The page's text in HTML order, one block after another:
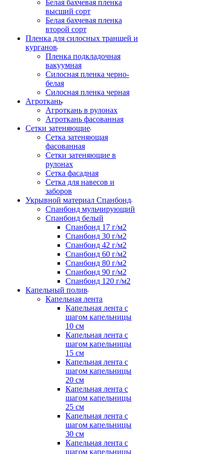
Белая бахчевая пленка
высший сорт
Белая бахчевая пленка
второй сорт
Пленка для силосных траншей и
курганов
Пленка подкладочная
вакуумная
Силосная пленка черно-
белая
Силосная пленка черная
Агроткань
Агроткань в рулонах
Агроткань фасованная
Сетки затеняющие
Сетка затеняющая
фасованная
Сетки затеняющие в
рулонах
Сетка фасадная
Сетка для навесов и
заборов
Укрывной материал Спанбонд
Спанбонд мульчирующий
Спанбонд белый
Спанбонд 17 г/м2
Спанбонд 30 г/м2
Спанбонд 42 г/м2
Спанбонд 60 г/м2
Спанбонд 80 г/м2
Спанбонд 90 г/м2
Спанбонд 120 г/м2
Капельный полив
Капельная лента
Капельная лента с
шагом капельницы
10 см
Капельная лента с
шагом капельницы
15 см
Капельная лента с
шагом капельницы
20 см
Капельная лента с
шагом капельницы
25 см
Капельная лента с
шагом капельницы
30 см
Капельная лента с
шагом капельницы